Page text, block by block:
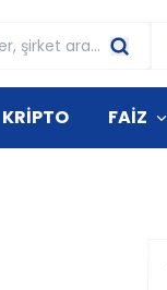
KRİPTO FAİZ